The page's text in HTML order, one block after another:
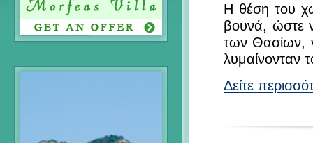
Η θέση του
βουνά, ώστε
των Θασίων,
λυμαίνονταν
Δείτε